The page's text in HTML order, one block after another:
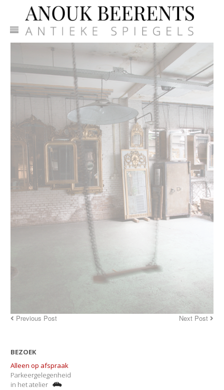
Previous Post Next Post
BEZOEK
Alleen op afspraak
Parkeergelegenheid
in het atelier